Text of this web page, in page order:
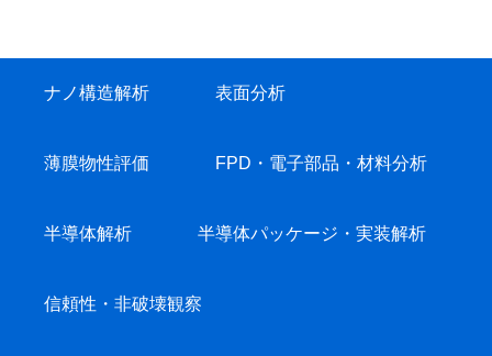
ナノ構造解析 表面分析
薄膜物性評価 FPD・電子部品・材料分析
半導体解析 半導体パッケージ・実装解析
信頼性・非破壊観察